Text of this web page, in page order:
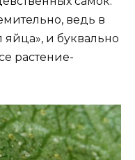
ведь в
яйца», и буквально
растение-